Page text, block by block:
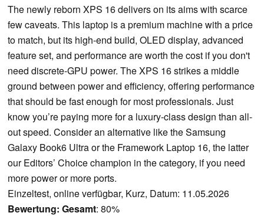
The newly reborn XPS 16 delivers on its aims with scarce
few caveats. This laptop is a premium machine with a price
to match, but its high-end build, OLED display, advanced
feature set, and performance are worth the cost if you don't
need discrete-GPU power. The XPS 16 strikes a middle
ground between power and efficiency, offering performance
that should be fast enough for most professionals. Just
know you’re paying more for a luxury-class design than all-
out speed. Consider an alternative like the Samsung
Galaxy Book6 Ultra or the Framework Laptop 16, the latter
our Editors’ Choice champion in the category, if you need
more power or more ports.
Einzeltest, online verfügbar, Kurz, Datum: 11.05.2026
Bewertung: Gesamt: 80%